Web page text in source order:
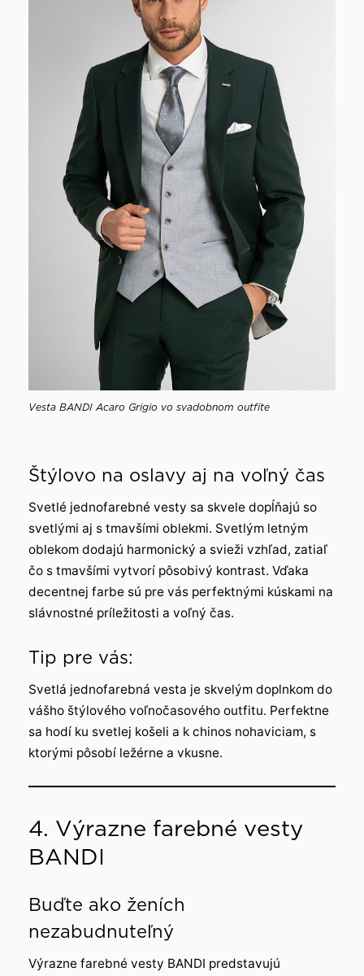
Vesta BANDI Acaro Grigio vo svadobnom outfite
Štýlovo na oslavy aj na voľný čas
Svetlé jednofarebné vesty sa skvele dopĺňajú so
svetlými aj s tmavšími oblekmi. Svetlým letným
oblekom dodajú harmonický a svieži vzhľad, zatiaľ
čo s tmavšími vytvorí pôsobivý kontrast. Vďaka
decentnej farbe sú pre vás perfektnými kúskami na
slávnostné príležitosti a voľný čas.
Tip pre vás:
Svetlá jednofarebná vesta je skvelým doplnkom do
vášho štýlového voľnočasového outfitu. Perfektne
sa hodí ku svetlej košeli a k chinos nohaviciam, s
ktorými pôsobí ležérne a vkusne.
4. Výrazne farebné vesty
BANDI
Buďte ako ženích
nezabudnuteľný
Výrazne farebné vesty BANDI predstavujú